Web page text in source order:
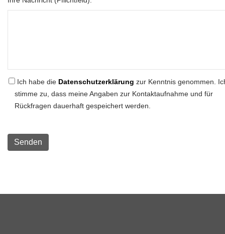
Ich habe die Datenschutzerklärung zur Kenntnis genommen.
stimme zu, dass meine Angaben zur Kontaktaufnahme und für
Rückfragen dauerhaft gespeichert werden.